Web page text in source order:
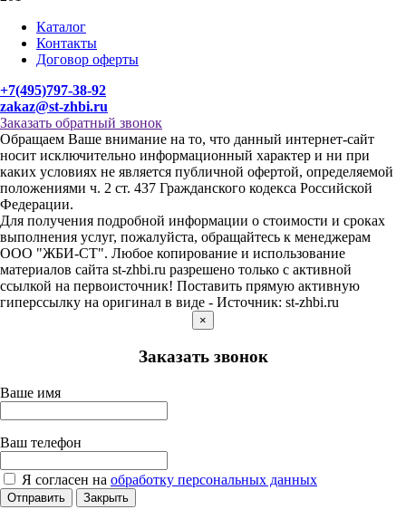
Каталог
Контакты
Договор оферты
+7(495)797-38-92
zakaz@st-zhbi.ru
Заказать обратный звонок
Обращаем Ваше внимание на то, что данный интернет-сайт
носит исключительно информационный характер и ни при
каких условиях не является публичной офертой, определяемой
положениями ч. 2 ст. 437 Гражданского кодекса Российской
Федерации.
Для получения подробной информации о стоимости и сроках
выполнения услуг, пожалуйста, обращайтесь к менеджерам
ООО "ЖБИ-СТ". Любое копирование и использование
материалов сайта st-zhbi.ru разрешено только с активной
ссылкой на первоисточник! Поставить прямую активную
гиперссылку на оригинал в виде - Источник: st-zhbi.ru
×
Заказать звонок
Ваше имя
Ваш телефон
Я согласен на обработку персональных данных
Отправить Закрыть